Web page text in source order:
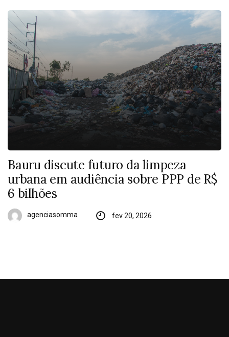
Bauru discute futuro da limpeza
urbana em audiência sobre PPP de R$
6 bilhões
agenciasomma fev 20, 2026